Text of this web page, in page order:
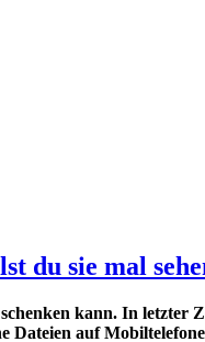
du sie mal
kann. In
auf